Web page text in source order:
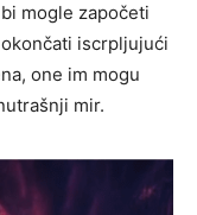
mogle započeti
iscrpljujući
one im mogu
mir.